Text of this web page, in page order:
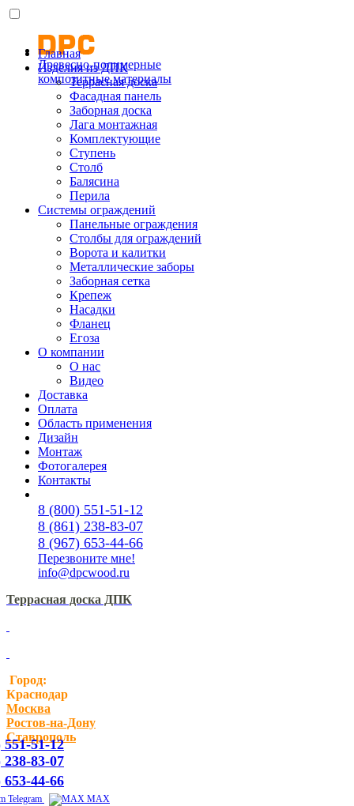
Древесно-полимерные
композитные материалы
Главная
Изделия из ДПК
Террасная доска
Фасадная панель
Заборная доска
Лага монтажная
Комплектующие
Ступень
Столб
Балясина
Перила
Системы ограждений
Панельные ограждения
Столбы для ограждений
Ворота и калитки
Металлические заборы
Заборная сетка
Крепеж
Насадки
Фланец
Егоза
О компании
О нас
Видео
Доставка
Оплата
Область применения
Дизайн
Монтаж
Фотогалерея
Контакты
8 (800) 551-51-12
8 (861) 238-83-07
8 (967) 653-44-66
Перезвоните мне!
info@dpcwood.ru
Террасная доска ДПК
Город:
Краснодар
Москва
Ростов-на-Дону
Ставрополь
551-51-12
238-83-07
653-44-66
Telegram MAX